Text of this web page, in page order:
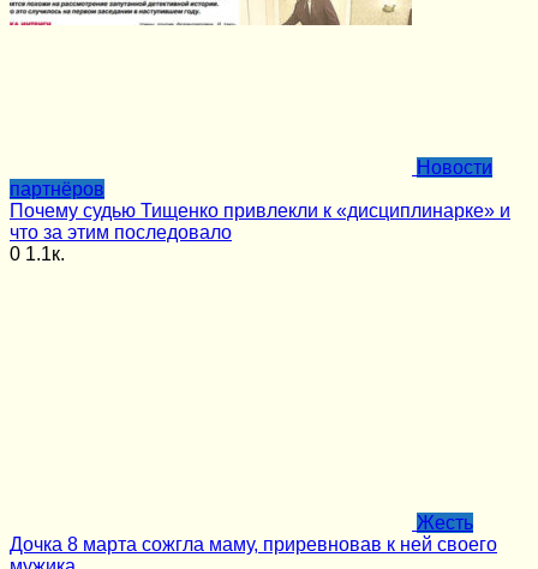
Новости
партнёров
Почему судью Тищенко привлекли к «дисциплинарке» и
что за этим последовало
0 1.1к.
Жесть
Дочка 8 марта сожгла маму, приревновав к ней своего